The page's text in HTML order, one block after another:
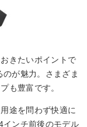
きたいポイントで
が魅力。さまざま
も豊富です。
途を問わず快適に
インチ前後のモデル